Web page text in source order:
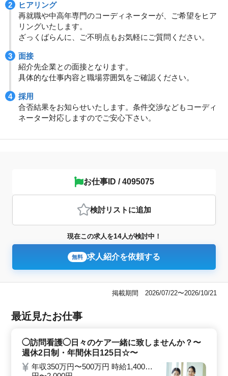
ヒアリング
再就職や中高年専門のコーディネーターが、ご希望をヒア
リングいたします。
ざっくばらんに、ご不明点もお気軽にご質問ください。
面接
紹介先企業との面接となります。
具体的な仕事内容と職場雰囲気をご確認ください。
採用
合否結果をお知らせいたします。条件交渉などもコーディ
ネーター対応しますのでご安心下さい。
お仕事ID / 4095075
検討リスト に追加
現在この求人を14人が検討中！
無料 求人紹介を依頼する
掲載期間 2026/07/22〜2026/10/21
最近見たお仕事
◯訪問看護◯日々のケア一緒に致しませんか？〜
週休2日制・年間休日125日☆〜
年収350万円〜500万円 時給1,400